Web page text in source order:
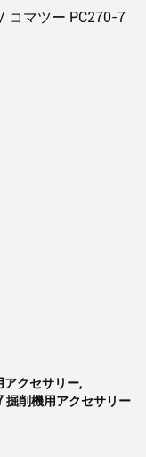
コマツー PC270-7
アクセサリー,
掘削機用アクセサリー